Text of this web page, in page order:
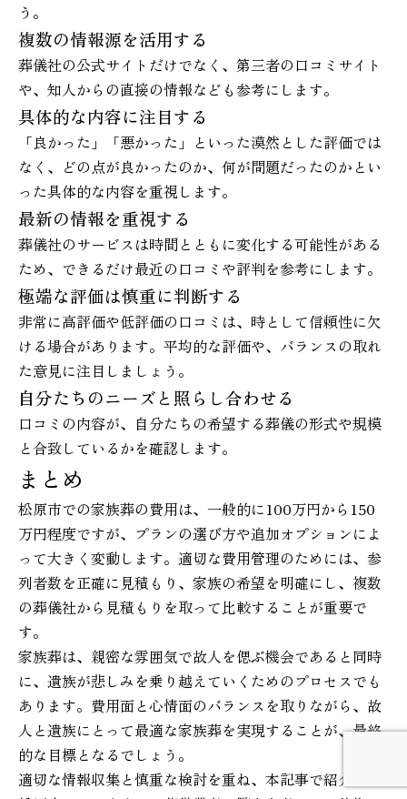
う。
複数の情報源を活用する
葬儀社の公式サイトだけでなく、第三者の口コミサイト
や、知人からの直接の情報なども参考にします。
具体的な内容に注目する
「良かった」「悪かった」といった漠然とした評価では
なく、どの点が良かったのか、何が問題だったのかとい
った具体的な内容を重視します。
最新の情報を重視する
葬儀社のサービスは時間とともに変化する可能性がある
ため、できるだけ最近の口コミや評判を参考にします。
極端な評価は慎重に判断する
非常に高評価や低評価の口コミは、時として信頼性に欠
ける場合があります。平均的な評価や、バランスの取れ
た意見に注目しましょう。
自分たちのニーズと照らし合わせる
口コミの内容が、自分たちの希望する葬儀の形式や規模
と合致しているかを確認します。
まとめ
松原市での家族葬の費用は、一般的に100万円から150
万円程度ですが、プランの選び方や追加オプションによ
って大きく変動します。適切な費用管理のためには、参
列者数を正確に見積もり、家族の希望を明確にし、複数
の葬儀社から見積もりを取って比較することが重要で
す。
家族葬は、親密な雰囲気で故人を偲ぶ機会であると同時
に、遺族が悲しみを乗り越えていくためのプロセスでも
あります。費用面と心情面のバランスを取りながら、故
人と遺族にとって最適な家族葬を実現することが、最終
的な目標となるでしょう。
適切な情報収集と慎重な検討を重ね、本記事で紹介した